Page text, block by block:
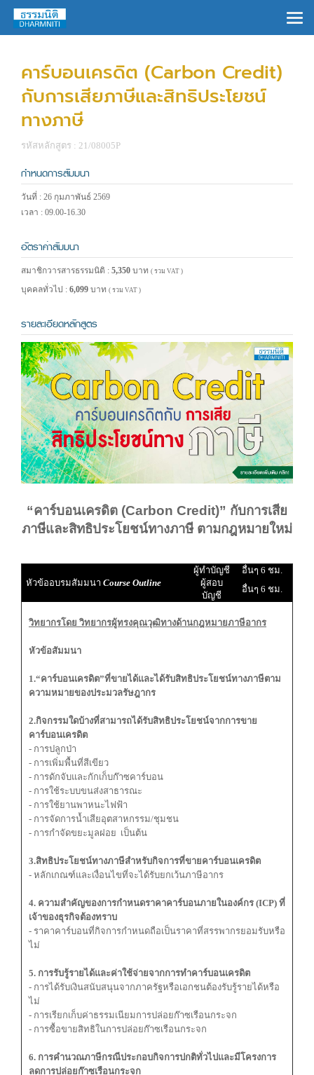
คาร์บอนเครดิต (Carbon Credit)
กับการเสียภาษีและสิทธิประโยชน์
ทางภาษี
รหัสหลักสูตร : 21/08005P
กำหนดการสัมมนา
วันที่ : 26 กุมภาพันธ์ 2569
เวลา : 09.00-16.30
อัตราค่าสัมมนา
สมาชิกวารสารธรรมนิติ : 5,350 บาท ( รวม VAT )
บุคคลทั่วไป : 6,099 บาท ( รวม VAT )
รายละเอียดหลักสูตร
“คาร์บอนเครดิต (Carbon Credit)” กับการเสีย
ภาษีและสิทธิประโยชน์ทางภาษี ตามกฎหมายใหม่
หัวข้ออบรมสัมมนา Course Outline
ผู้ทำบัญชี
อื่นๆ 6 ชม.
ผู้สอบ
บัญชี
อื่นๆ 6 ชม.
วิทยากรโดย วิทยากรผู้ทรงคุณวุฒิทางด้านกฎหมายภาษีอากร
หัวข้อสัมมนา
1.“คาร์บอนเครดิต”ที่ขายได้และได้รับสิทธิประโยชน์ทางภาษีตาม
ความหมายของประมวลรัษฎากร
2.กิจกรรมใดบ้างที่สามารถได้รับสิทธิประโยชน์จากการขาย
คาร์บอนเครดิต
- การปลูกป่า
- การเพิ่มพื้นที่สีเขียว
- การดักจับและกักเก็บก๊าซคาร์บอน
- การใช้ระบบขนส่งสาธารณะ
- การใช้ยานพาหนะไฟฟ้า
- การจัดการน้ำเสียอุตสาหกรรม/ชุมชน
- การกำจัดขยะมูลฝอย เป็นต้น
3.สิทธิประโยชน์ทางภาษีสำหรับกิจการที่ขายคาร์บอนเครดิต
- หลักเกณฑ์และเงื่อนไขที่จะได้รับยกเว้นภาษีอากร
4. ความสำคัญของการกำหนดราคาคาร์บอนภายในองค์กร (ICP) ที่
เจ้าของธุรกิจต้องทราบ
- ราคาคาร์บอนที่กิจการกำหนดถือเป็นราคาที่สรรพากรยอมรับหรือ
ไม่
5. การรับรู้รายได้และค่าใช้จ่ายจากการทำคาร์บอนเครดิต
- การได้รับเงินสนับสนุนจากภาครัฐหรือเอกชนต้องรับรู้รายได้หรือ
ไม่
- การเรียกเก็บค่าธรรมเนียมการปล่อยก๊าซเรือนกระจก
- การซื้อขายสิทธิในการปล่อยก๊าซเรือนกระจก
6. การคำนวณภาษีกรณีประกอบกิจการปกติทั่วไปและมีโครงการ
ลดการปล่อยก๊าซเรือนกระจก
×